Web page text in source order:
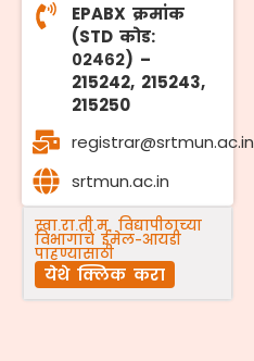
EPABX क्रमांक
(STD कोड:
०२४६२) –
215242, 215243,
215250
registrar@srtmun.ac.in
srtmun.ac.in
स्वा.रा.ती.म. विद्यापीठाच्या
विभागांचे ईमेल-आयडी
पाहण्यासाठी
येथे क्लिक करा